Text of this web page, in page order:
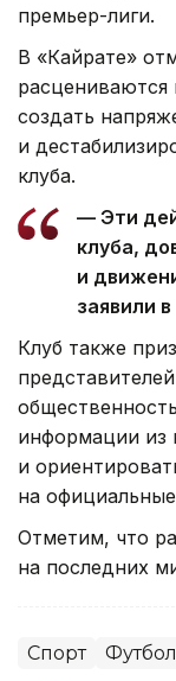
премьер-лиги.
В «Кайрате»
расцениваются
создать
и
клуба.
— Эти
клуба,
и
заявили
Клуб также
информации из
и
на
Отметим, что
на последних
Спорт Футбол